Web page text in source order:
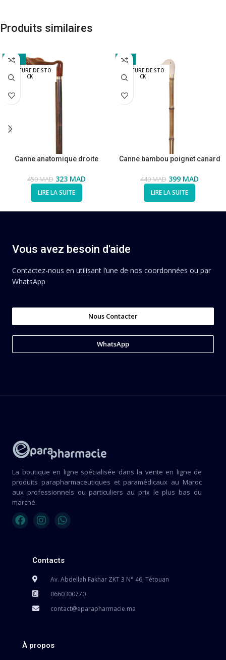
Produits similaires
-28%
RUPTURE DE STO
CK
Canne anatomique droite
450MAD 323 MAD
LIRE LA SUITE
-9%
RUPTURE DE STO
CK
Canne bambou poignet canard
440MAD 399 MAD
LIRE LA SUITE
Vous avez besoin d'aide
Contactez-nous en utilisant l’une de nos coordonnées ou par
WhatsApp
Nous Contacter
WhatsApp
La boutique en ligne spécialisée dans la vente en ligne de
produits parapharmaceutiques et paramédicaux au Maroc
aux professionnels ou particuliers au prix le plus bas du
marché.
Contacts
Av. Abdellah Fakhar ZKT 3 N° 46, Tétouan
0660300770
contact@eparapharmacie.ma
À propos